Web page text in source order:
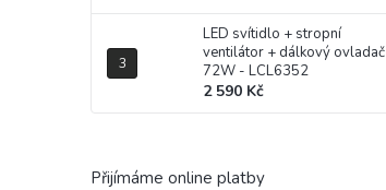
LED svítidlo + stropní
ventilátor + dálkový ovladač
72W - LCL6352
2 590 Kč
Přijímáme online platby